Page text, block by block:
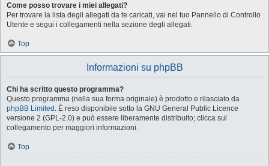
Come posso trovare i miei allegati?
Per trovare la lista degli allegati da te caricati, vai nel tuo Pannello di Controllo
Utente e segui i collegamenti nella sezione degli allegati.
Top
Informazioni su phpBB
Chi ha scritto questo programma?
Questo programma (nella sua forma originale) è prodotto e rilasciato da
phpBB Limited . È reso disponibile sotto la GNU General Public Licence
versione 2 (GPL-2.0) e può essere liberamente distribuito; clicca sul
collegamento per maggiori informazioni.
Top